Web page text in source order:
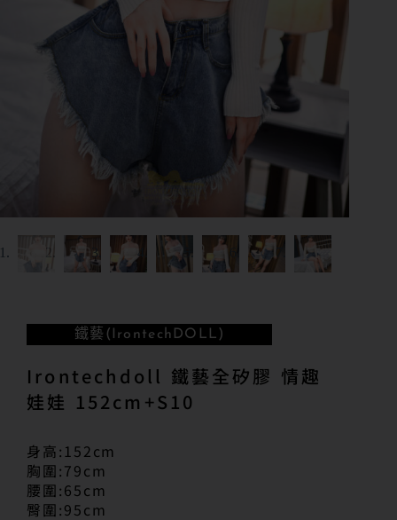
鐵藝(IrontechDOLL)
Irontechdoll 鐵藝全矽膠 情趣
娃娃 152cm+S10
身高:152cm
胸圍:79cm
腰圍:65cm
臀圍:95cm